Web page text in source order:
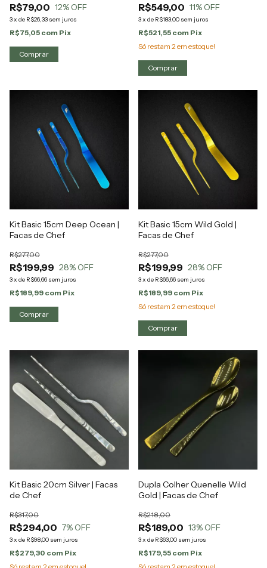
R$79,00 12% OFF
3x de R$26,33 sem juros
R$75,05 com Pix
R$549,00 11% OFF
3x de R$183,00 sem juros
R$521,55 com Pix
Só restam 2 em estoque!
Kit Basic 15cm Deep Ocean |
Facas de Chef
R$199,99
R$277,00
28% OFF
3x de R$66,66 sem juros
R$189,99 com Pix
Kit Basic 15cm Wild Gold |
Facas de Chef
R$199,99
R$277,00
28% OFF
3x de R$66,66 sem juros
R$189,99 com Pix
Só restam 2 em estoque!
Kit Basic 20cm Silver | Facas
de Chef
R$294,00
R$317,00
7% OFF
3x de R$98,00 sem juros
R$279,30 com Pix
Dupla Colher Quenelle Wild
Gold | Facas de Chef
R$189,00
R$218,00
13% OFF
3x de R$63,00 sem juros
R$179,55 com Pix